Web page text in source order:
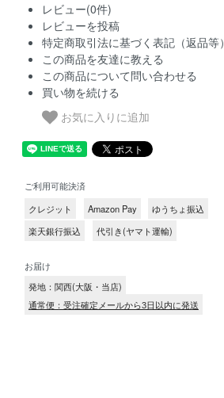
レビュー(0件)
レビューを投稿
特定商取引法に基づく表記（返品等）
この商品を友達に教える
この商品について問い合わせる
買い物を続ける
お気に入りに追加
ご利用可能決済
クレジット
Amazon Pay
ゆうちょ振込
楽天銀行振込
代引き(ヤマト運輸)
お届け
発地：関西(大阪・当店)
通常便：受注確定メールから3日以内に発送